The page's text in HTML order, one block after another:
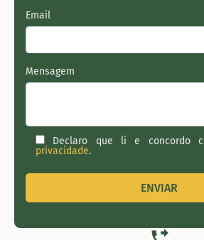
Email
Mensagem
Declaro que li e concordo
privacidade.